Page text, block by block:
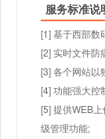
服务标准说
[1] 基于西部数
[2] 实时文件防
[3] 各个网站以
[4] 功能强大控
[5] 提供WEB
级管理功能;